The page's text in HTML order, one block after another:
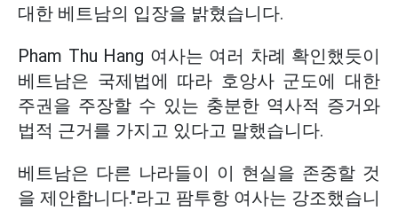
대한 베트남의 입장을 밝혔습니다.
Pham Thu Hang 여사는 여러 차례 확인했듯이
베트남은 국제법에 따라 호앙사 군도에 대한
주권을 주장할 수 있는 충분한 역사적 증거와
법적 근거를 가지고 있다고 말했습니다.
베트남은 다른 나라들이 이 현실을 존중할 것
을 제안합니다."라고 팜투항 여사는 강조했습니